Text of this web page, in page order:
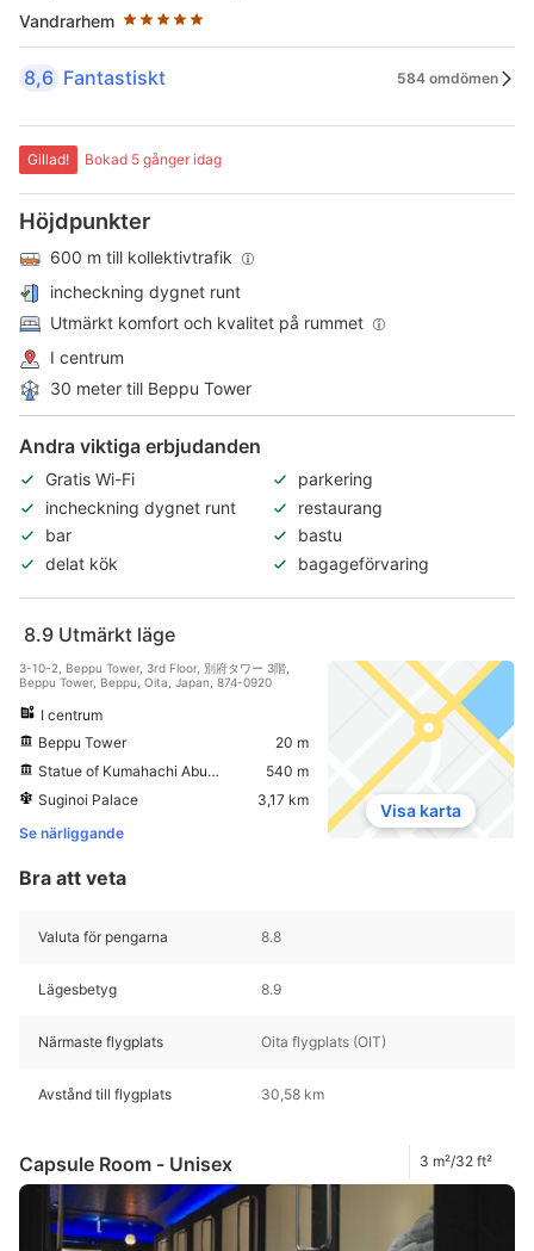
Vandrarhem
8,6 Fantastiskt 584 omdömen
Gillad! Bokad 5 gånger idag
Höjdpunkter
600 m till kollektivtrafik
incheckning dygnet runt
Utmärkt komfort och kvalitet på rummet
I centrum
30 meter till Beppu Tower
Andra viktiga erbjudanden
Gratis Wi-Fi
parkering
incheckning dygnet runt
restaurang
bar
bastu
delat kök
bagageförvaring
8.9 Utmärkt läge
3-10-2, Beppu Tower, 3rd Floor, 別府タワー 3階,
Beppu Tower, Beppu, Oita, Japan, 874-0920
I centrum
Beppu Tower
20 m
Statue of Kumahachi Aburaya
540 m
Suginoi Palace
3,17 km
Se närliggande
Visa karta
Bra att veta
Valuta för pengarna 8.8
Lägesbetyg 8.9
Närmaste flygplats Oita flygplats (OIT)
Avstånd till flygplats 30,58 km
Capsule Room - Unisex 3 m²/32 ft²